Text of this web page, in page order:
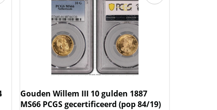
Gouden Willem III 10 gulden 1887
MS66 PCGS gecertificeerd (pop 84/19)